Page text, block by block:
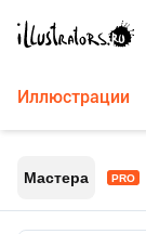
Иллюстрации
Мастера PRO